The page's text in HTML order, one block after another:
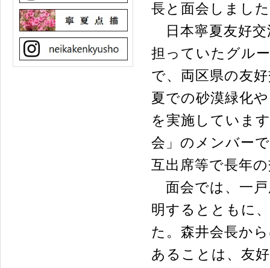
長と面会しまし
日本寧夏友好交
担っていたグル
で、両区県の友
夏での砂漠緑化
を実施していま
会」のメンバー
互出席等で長年
面会では、一戸
明するとともに
た。森井会長か
あることは、友